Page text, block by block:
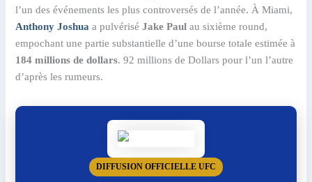
l’un des événements les plus controversés de l’année. À Miami,
Anthony Joshua a pulvériséJake Paul au sixième round,
empochant une partie substantielle d’une bourse totale estimée à
184 millions de dollars. 92 millions de Dollars pour l’un l’autre
d’après les rumeurs.
DIFFUSION OFFICIELLE UFC